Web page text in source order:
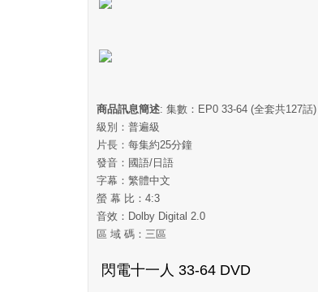
商品訊息簡述: 集數：EP0 33-64 (全套共127話)
級別：普遍級
片長：每集約25分鐘
發音：國語/日語
字幕：繁體中文
螢 幕 比：4:3
音效：Dolby Digital 2.0
區 域 碼：三區